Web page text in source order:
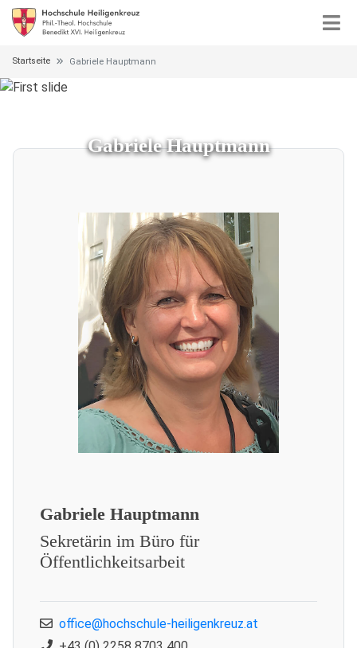
Startseite Gabriele Hauptmann
Gabriele Hauptmann
Gabriele Hauptmann
Sekretärin im Büro für
Öffentlichkeitsarbeit
office@hochschule-heiligenkreuz.at